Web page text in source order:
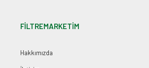
FİLTREMARKETİM
Hakkımızda